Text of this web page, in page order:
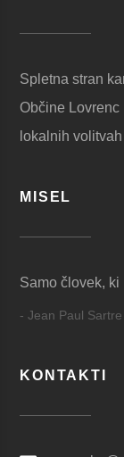
Spletna stran
Občine
lokalnih
MISEL
Samo človek,
- Jean Paul Sartre
KONTAKTI